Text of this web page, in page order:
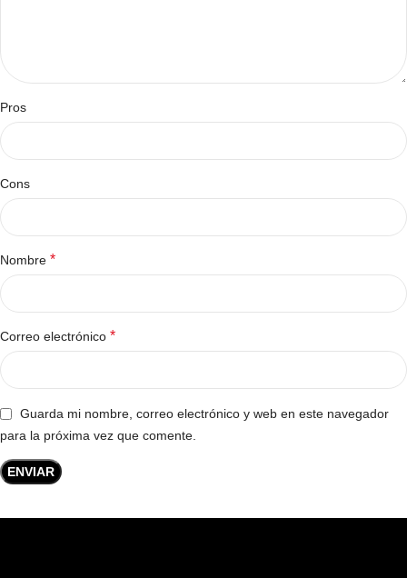
Pros
Cons
Nombre *
Correo electrónico *
Guarda mi nombre, correo electrónico y web en este navegador
para la próxima vez que comente.